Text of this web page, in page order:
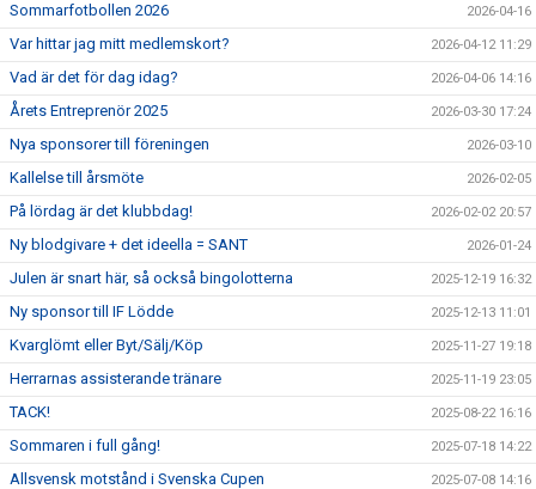
Sommarfotbollen 2026 2026-04-16
Var hittar jag mitt medlemskort? 2026-04-12 11:29
Vad är det för dag idag? 2026-04-06 14:16
Årets Entreprenör 2025 2026-03-30 17:24
Nya sponsorer till föreningen 2026-03-10
Kallelse till årsmöte 2026-02-05
På lördag är det klubbdag! 2026-02-02 20:57
Ny blodgivare + det ideella = SANT 2026-01-24
Julen är snart här, så också bingolotterna 2025-12-19 16:32
Ny sponsor till IF Lödde 2025-12-13 11:01
Kvarglömt eller Byt/Sälj/Köp 2025-11-27 19:18
Herrarnas assisterande tränare 2025-11-19 23:05
TACK! 2025-08-22 16:16
Sommaren i full gång! 2025-07-18 14:22
Allsvensk motstånd i Svenska Cupen 2025-07-08 14:16